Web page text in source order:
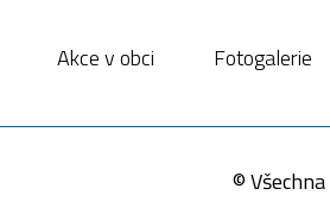
Akce v obci Fotogalerie
©